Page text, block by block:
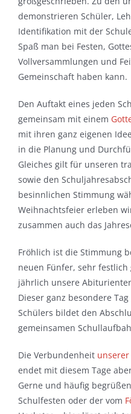
demonstrieren Schüler,
Identifikation mit der
Spaß man bei Festen,
Vollversammlungen und
Gemeinschaft haben kann.
Den Auftakt eines jeden
gemeinsam mit einem
mit ihren ganz eigenen
in die Planung und
Gleiches gilt für unseren
sowie den
besinnlichen Stimmung
Weihnachtsfeier erleben
zusammen auch das
Fröhlich ist die Stimmung
neuen Fünfer, sehr
jährlich unsere
Dieser ganz besondere
Schülers bildet den
gemeinsamen
Die Verbundenheit
endet mit diesem Tage
Gerne und häufig
Schulfesten oder der vom